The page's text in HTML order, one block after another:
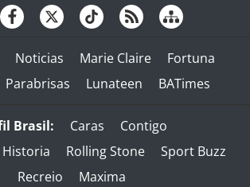
Noticias Marie Claire
Fortuna
Parabrisas Lunateen BATimes
Brasil: Caras
Contigo
Rolling Stone
Sport Buzz
Recreio
Maxima